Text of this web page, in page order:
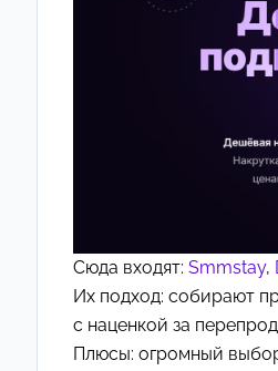
Сюда входят: Smmstay,
Их подход: собирают
с наценкой за
Плюсы: огромный